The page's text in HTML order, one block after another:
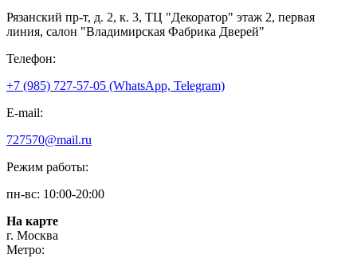
Рязанский пр-т, д. 2, к. 3, ТЦ "Декоратор" этаж 2, первая
линия, салон "Владимирская Фабрика Дверей"
Телефон:
+7 (985) 727-57-05 (WhatsApp, Telegram)
E-mail:
727570@mail.ru
Режим работы:
пн-вс: 10:00-20:00
На карте
г. Москва
Метро: